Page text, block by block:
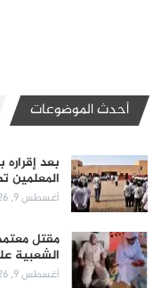
أحدث الموضوعات
بعد
المعلمين
أغسطس 9, 2026
مقتل
الشعبية
أغسطس 9, 2026